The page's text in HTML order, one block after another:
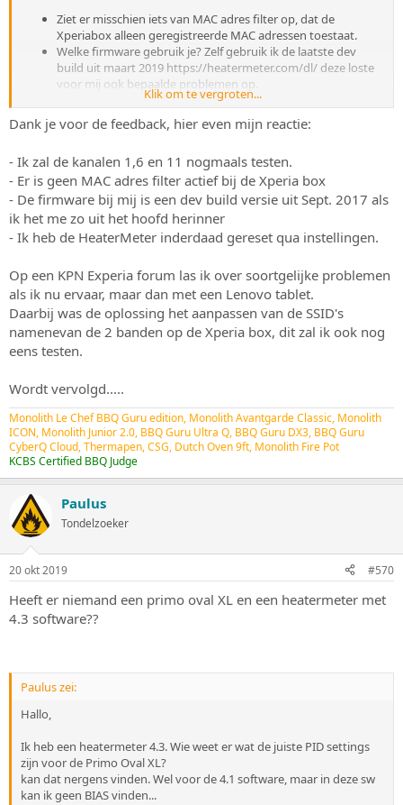
Ziet er misschien iets van MAC adres filter op, dat de
Xperiabox alleen geregistreerde MAC adressen toestaat.
Welke firmware gebruik je? Zelf gebruik ik de laatste dev
build uit maart 2019 https://heatermeter.com/dl/ deze loste
voor mij ook bepaalde problemen op.
Heb je de heatermeter ook gereset qua instellingen.
Klik om te vergroten...
Dank je voor de feedback, hier even mijn reactie:
- Ik zal de kanalen 1,6 en 11 nogmaals testen.
- Er is geen MAC adres filter actief bij de Xperia box
- De firmware bij mij is een dev build versie uit Sept. 2017 als
ik het me zo uit het hoofd herinner
- Ik heb de HeaterMeter inderdaad gereset qua instellingen.
Op een KPN Experia forum las ik over soortgelijke problemen
als ik nu ervaar, maar dan met een Lenovo tablet.
Daarbij was de oplossing het aanpassen van de SSID's
namenevan de 2 banden op de Xperia box, dit zal ik ook nog
eens testen.
Wordt vervolgd.....
Monolith Le Chef BBQ Guru edition, Monolith Avantgarde Classic, Monolith
ICON, Monolith Junior 2.0, BBQ Guru Ultra Q, BBQ Guru DX3, BBQ Guru
CyberQ Cloud, Thermapen, CSG, Dutch Oven 9ft, Monolith Fire Pot
KCBS Certified BBQ Judge
Paulus
Tondelzoeker
20 okt 2019 #570
Heeft er niemand een primo oval XL en een heatermeter met
4.3 software??
Paulus zei:
Hallo,
Ik heb een heatermeter 4.3. Wie weet er wat de juiste PID settings
zijn voor de Primo Oval XL?
kan dat nergens vinden. Wel voor de 4.1 software, maar in deze sw
kan ik geen BIAS vinden...